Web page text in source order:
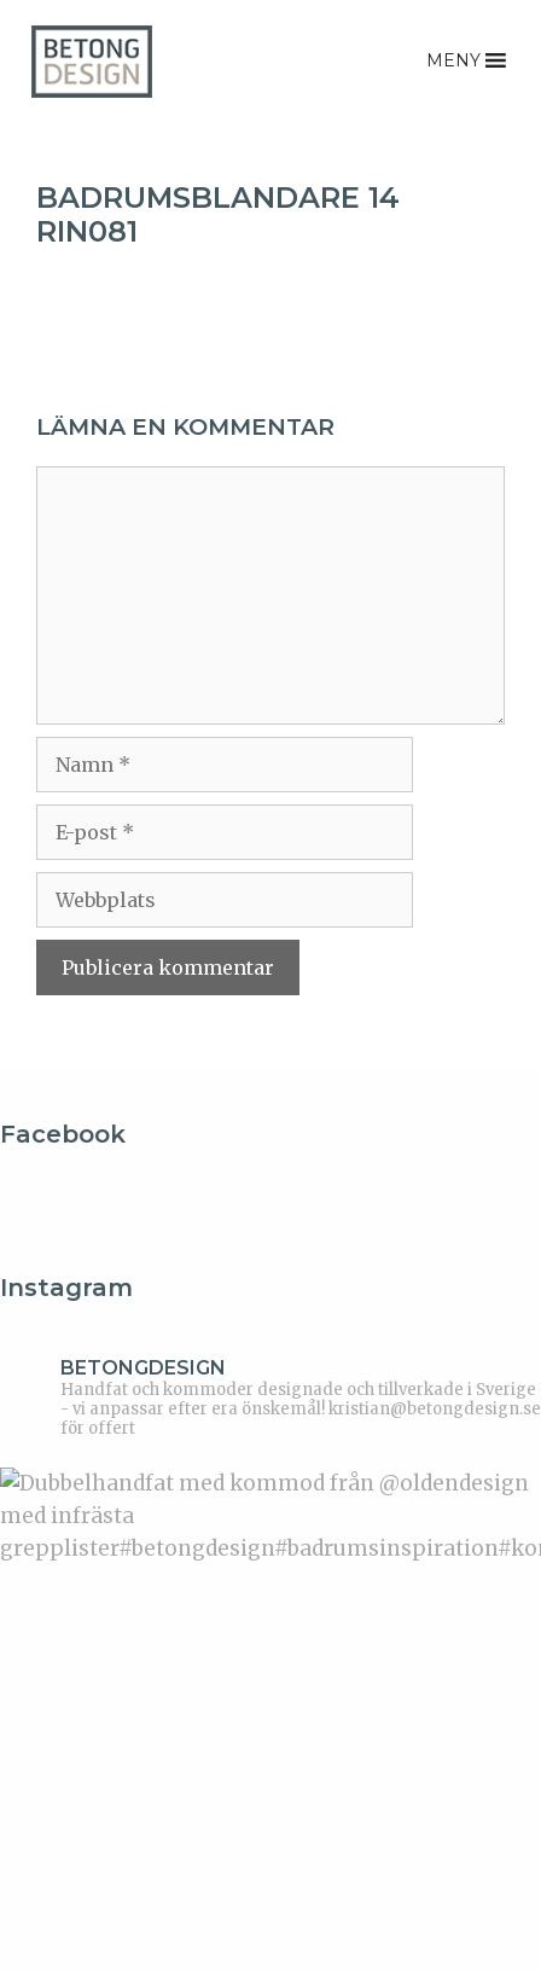
MENY
BADRUMSBLANDARE 14
RIN081
LÄMNA EN KOMMENTAR
Facebook
Instagram
BETONGDESIGN
Handfat och kommoder designade och tillverkade i Sverige
- vi anpassar efter era önskemål!kristian@betongdesign.se
för offert